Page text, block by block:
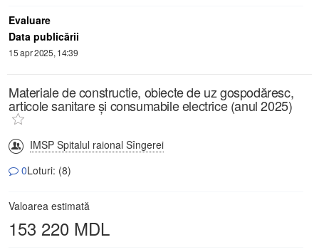
Evaluare
Data publicării
15 apr 2025, 14:39
Materiale de constructie, obiecte de uz gospodăresc,
articole sanitare și consumabile electrice (anul 2025)
IMSP Spitalul raional Sîngerei
0Loturi: (8)
Valoarea estimată
153 220 MDL